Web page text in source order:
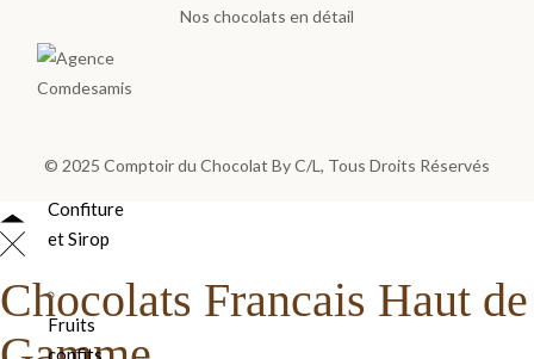
Bouchées
Confiture
et Sirop
Fruits
confits
Nos chocolats en détail
© 2025 Comptoir du Chocolat By C/L , Tous Droits Réservés
Chocolats Francais Haut de